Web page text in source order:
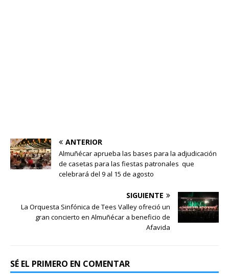
ANTERIOR
Almuñécar aprueba las bases para la adjudicación
de casetas para las fiestas patronales que
celebrará del 9 al 15 de agosto
SIGUIENTE
La Orquesta Sinfónica de Tees Valley ofreció un
gran concierto en Almuñécar a beneficio de
Afavida
SÉ EL PRIMERO EN COMENTAR